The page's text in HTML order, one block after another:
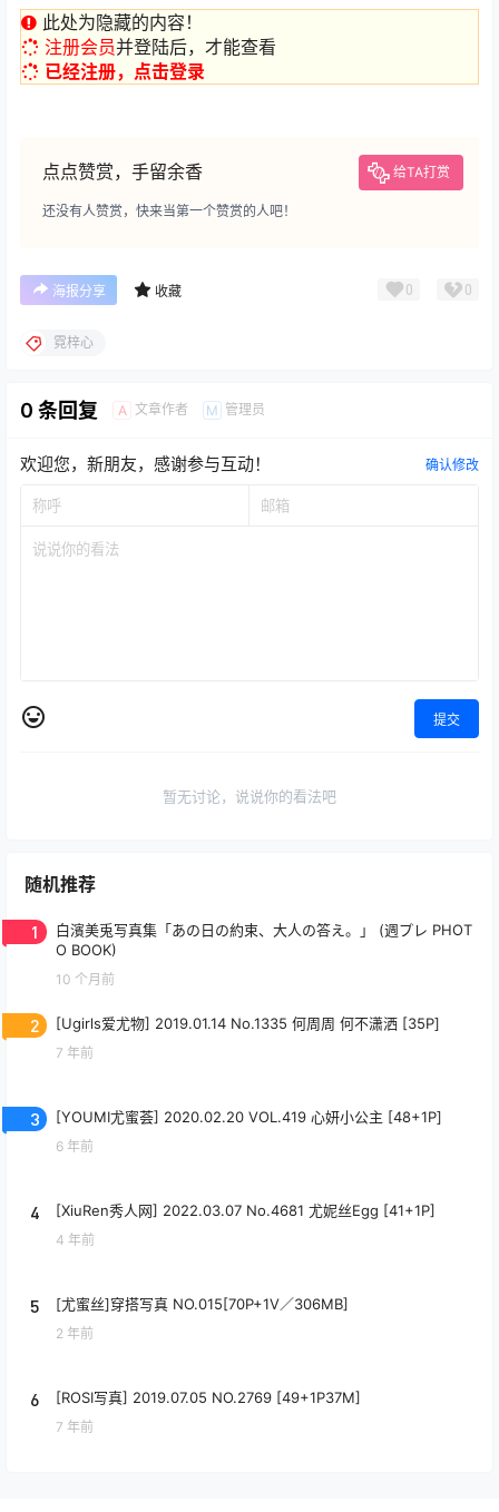
此处为隐藏的内容！
注册会员并登陆后，才能查看
已经注册，点击登录
点点赞赏，手留余香 给TA打赏
还没有人赞赏，快来当第一个赞赏的人吧！
海报分享 收藏 0 0
霓梓心
0 条回复 A 文章作者 M 管理员
欢迎您，新朋友，感谢参与互动！ 确认修改
提交
暂无讨论，说说你的看法吧
随机推荐
1
白濱美兎写真集「あの日の約束、大人の答え。」 (週プレ PHOT
O BOOK)
10 个月前
2 [Ugirls爱尤物] 2019.01.14 No.1335 何周周 何不潇洒 [35P]
7 年前
3 [YOUMI尤蜜荟] 2020.02.20 VOL.419 心妍小公主 [48+1P]
6 年前
4 [XiuRen秀人网] 2022.03.07 No.4681 尤妮丝Egg [41+1P]
4 年前
5 [尤蜜丝]穿搭写真 NO.015[70P+1V／306MB]
2 年前
6 [ROSI写真] 2019.07.05 NO.2769 [49+1P37M]
7 年前